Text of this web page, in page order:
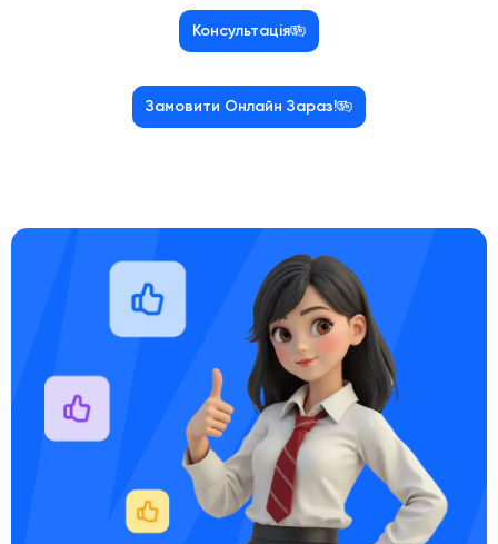
Консультація
Замовити Онлайн Зараз!